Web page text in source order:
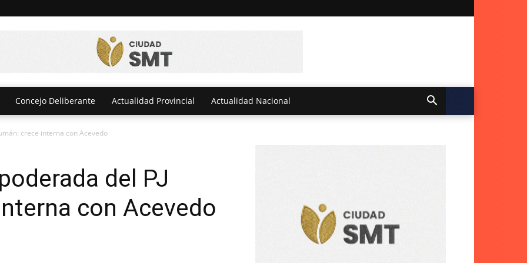
Concejo Deliberante Actualidad Provincial Actualidad Nacional
crece interna con Acevedo
del PJ
con Acevedo